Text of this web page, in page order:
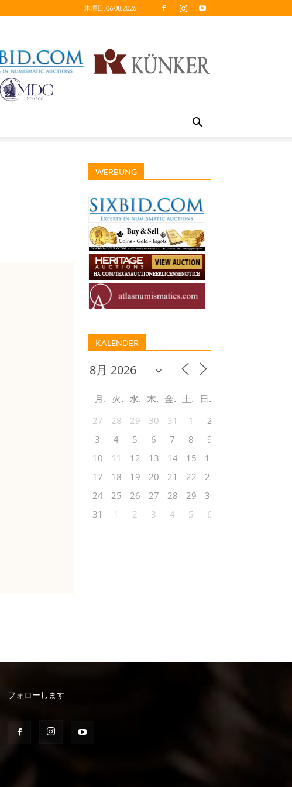
木曜日, 06.08.2026
WERBUNG
KALENDER
月 火 水 木 金 土 日
27 28 29 30 31 1
2
3
4 5 6 7 8
9
10
11 12 13 14 15
16
17
18 19 20 21 22
23
24
25 26 27 28 29
30
31
1 2 3 4 5 6
フォローします